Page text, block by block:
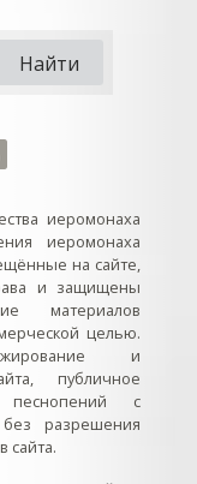
иеромонаха
иеромонаха
на сайте,
и защищены
материалов
целью.
и
публичное
песнопений с
разрешения
сайта.